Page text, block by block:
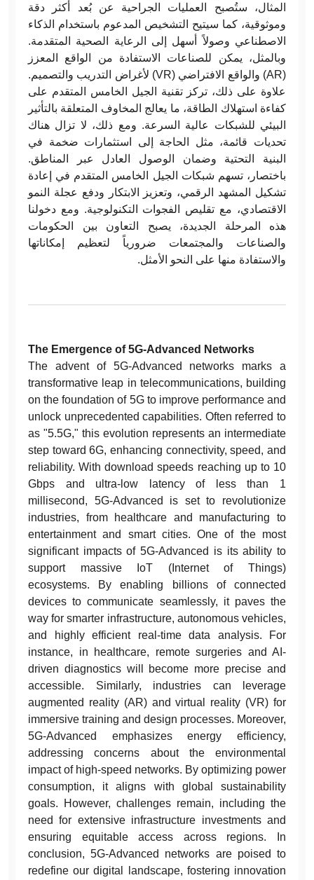
المثال، ستُصبح العمليات الجراحية عن بُعد أكثر دقة
وموثوقية، كما سيتيح التشخيص المدعوم باستخدام الذكاء
الاصطناعي وصولاً أسهل إلى الرعاية الصحية المتقدمة.
وبالمثل، يمكن للصناعات الاستفادة من الواقع المعزز
(AR) والواقع الافتراضي (VR) لأغراض التدريب والتصميم.
علاوة على ذلك، تركز تقنية الجيل الخامس المتقدم على
كفاءة استهلاك الطاقة، ما يعالج المخاوف المتعلقة بالتأثير
البيئي للشبكات عالية السرعة. ومع ذلك، لا تزال هناك
تحديات قائمة، مثل الحاجة إلى استثمارات ضخمة في
البنية التحتية وضمان الوصول العادل عبر المناطق.
باختصار، تسهم شبكات الجيل الخامس المتقدم في إعادة
تشكيل المشهد الرقمي، وتعزيز الابتكار ودفع عجلة النمو
الاقتصادي، مع تقليص الفجوات التكنولوجية. ومع دخولنا
هذه المرحلة الجديدة، يصبح التعاون بين الحكومات
والصناعات والمجتمعات ضرورياً لتعظيم إمكاناتها
والاستفادة منها على النحو الأمثل.
The Emergence of 5G-Advanced Networks
The advent of 5G-Advanced networks marks a
transformative leap in telecommunications, building
on the foundation of 5G to improve performance and
unlock unprecedented capabilities. Often referred to
as "5.5G," this evolution represents an intermediate
step toward 6G, enhancing connectivity, speed, and
reliability. With download speeds reaching up to 10
Gbps and ultra-low latency of less than 1
millisecond, 5G-Advanced is set to revolutionize
industries, from healthcare and manufacturing to
entertainment and smart cities. One of the most
significant impacts of 5G-Advanced is its ability to
support massive IoT (Internet of Things)
ecosystems. By enabling billions of connected
devices to communicate seamlessly, it paves the
way for smarter infrastructure, autonomous vehicles,
and highly efficient real-time data analysis. For
instance, in healthcare, remote surgeries and AI-
driven diagnostics will become more precise and
accessible. Similarly, industries can leverage
augmented reality (AR) and virtual reality (VR) for
immersive training and design processes. Moreover,
5G-Advanced emphasizes energy efficiency,
addressing concerns about the environmental
impact of high-speed networks. By optimizing power
consumption, it aligns with global sustainability
goals. However, challenges remain, including the
need for extensive infrastructure investments and
ensuring equitable access across regions. In
conclusion, 5G-Advanced networks are poised to
redefine our digital landscape, fostering innovation